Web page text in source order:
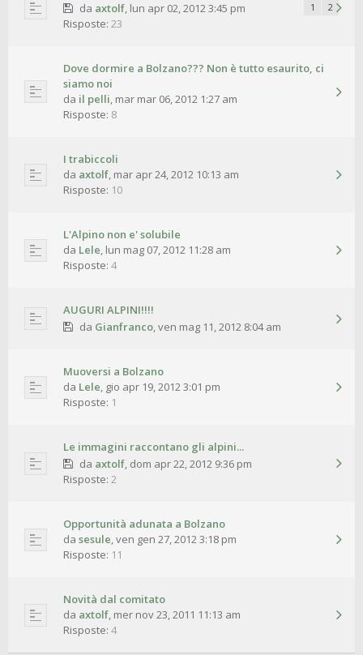
da axtolf, lun apr 02, 2012 3:45 pm 1 2
Risposte: 23
Dove dormire a Bolzano??? Non è tutto esaurito, ci
siamo noi
da il pelli, mar mar 06, 2012 1:27 am
Risposte: 8
I trabiccoli
da axtolf, mar apr 24, 2012 10:13 am
Risposte: 10
L'Alpino non e' solubile
da Lele, lun mag 07, 2012 11:28 am
Risposte: 4
AUGURI ALPINI!!!!
da Gianfranco,ven mag 11, 2012 8:04 am
Muoversi a Bolzano
da Lele, gio apr 19, 2012 3:01 pm
Risposte: 1
Le immagini raccontano gli alpini...
da axtolf, dom apr 22, 2012 9:36 pm
Risposte: 2
Opportunità adunata a Bolzano
da sesule,ven gen 27, 2012 3:18 pm
Risposte: 11
Novità dal comitato
da axtolf, mer nov 23, 2011 11:13 am
Risposte: 4